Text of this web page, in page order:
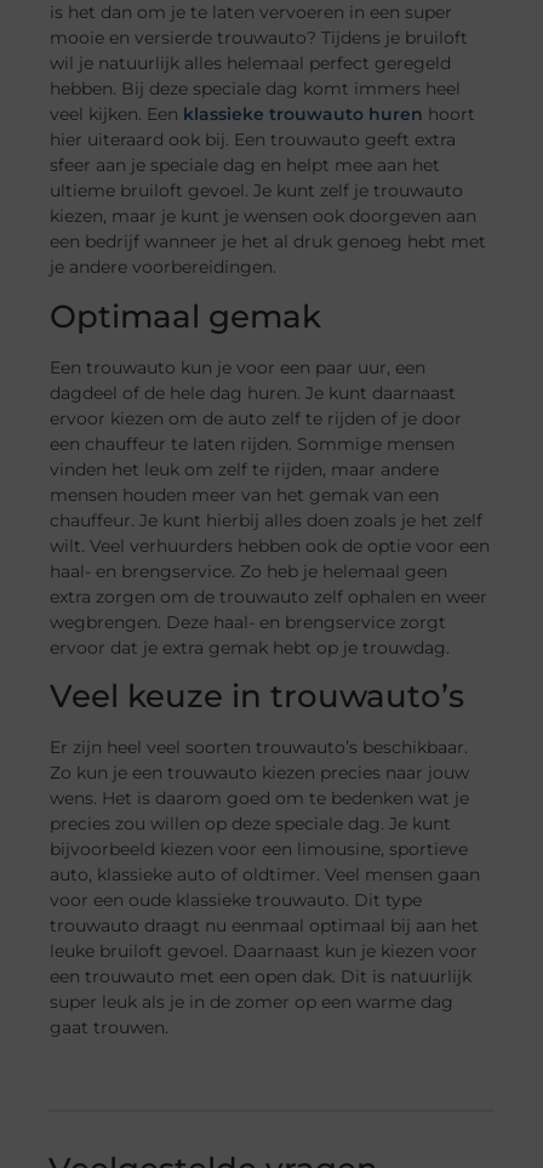
is het dan om je te laten vervoeren in een super
mooie en versierde trouwauto? Tijdens je bruiloft
wil je natuurlijk alles helemaal perfect geregeld
hebben. Bij deze speciale dag komt immers heel
veel kijken. Een klassieke trouwauto huren hoort
hier uiteraard ook bij. Een trouwauto geeft extra
sfeer aan je speciale dag en helpt mee aan het
ultieme bruiloft gevoel. Je kunt zelf je trouwauto
kiezen, maar je kunt je wensen ook doorgeven aan
een bedrijf wanneer je het al druk genoeg hebt met
je andere voorbereidingen.
Optimaal gemak
Een trouwauto kun je voor een paar uur, een
dagdeel of de hele dag huren. Je kunt daarnaast
ervoor kiezen om de auto zelf te rijden of je door
een chauffeur te laten rijden. Sommige mensen
vinden het leuk om zelf te rijden, maar andere
mensen houden meer van het gemak van een
chauffeur. Je kunt hierbij alles doen zoals je het zelf
wilt. Veel verhuurders hebben ook de optie voor een
haal- en brengservice. Zo heb je helemaal geen
extra zorgen om de trouwauto zelf ophalen en weer
wegbrengen. Deze haal- en brengservice zorgt
ervoor dat je extra gemak hebt op je trouwdag.
Veel keuze in trouwauto’s
Er zijn heel veel soorten trouwauto’s beschikbaar.
Zo kun je een trouwauto kiezen precies naar jouw
wens. Het is daarom goed om te bedenken wat je
precies zou willen op deze speciale dag. Je kunt
bijvoorbeeld kiezen voor een limousine, sportieve
auto, klassieke auto of oldtimer. Veel mensen gaan
voor een oude klassieke trouwauto. Dit type
trouwauto draagt nu eenmaal optimaal bij aan het
leuke bruiloft gevoel. Daarnaast kun je kiezen voor
een trouwauto met een open dak. Dit is natuurlijk
super leuk als je in de zomer op een warme dag
gaat trouwen.